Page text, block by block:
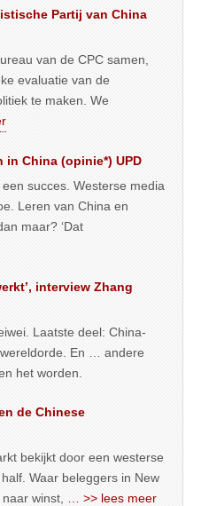
Partij van China
van de CPC samen,
evaluatie van de
te maken. We
in China (opinie*) UPD
succes. Westerse media
Leren van China en
maar? ‘Dat
interview Zhang
Laatste deel: China-
En … andere
het worden.
de Chinese
bekijkt door een westerse
Waar beleggers in New
winst,
… >> lees meer